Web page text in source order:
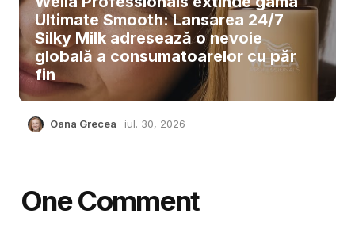
Ultimate Smooth: Lansarea 24/7
Silky Milk adresează o nevoie
globală a consumatoarelor cu păr
fin
Oana Grecea iul. 30, 2026
One Comment